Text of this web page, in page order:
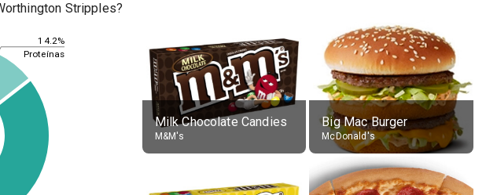
Stripples?
14.2%
Proteínas
Milk Chocolate Candies
M&M's
Big Mac Burger
McDonald's